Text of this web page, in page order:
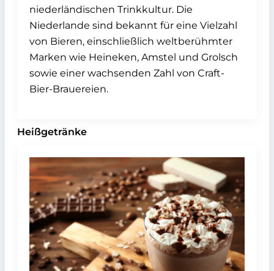
niederländischen Trinkkultur. Die
Niederlande sind bekannt für eine Vielzahl
von Bieren, einschließlich weltberühmter
Marken wie Heineken, Amstel und Grolsch
sowie einer wachsenden Zahl von Craft-
Bier-Brauereien.
Heißgetränke